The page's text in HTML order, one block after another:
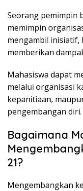
Seorang pemimpin
memimpin
mengambil inisiatif,
memberikan
Mahasiswa dapat
melalui organisasi
kepanitiaan,
pengembangan diri.
Bagaimana
21?
Mengembangkan